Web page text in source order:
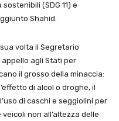
(SDG 11) e
Shahid.
volta il Segretario
agli Stati per
il grosso della minaccia:
di alcol o droghe, il
di caschi e seggiolini per
non all’altezza delle